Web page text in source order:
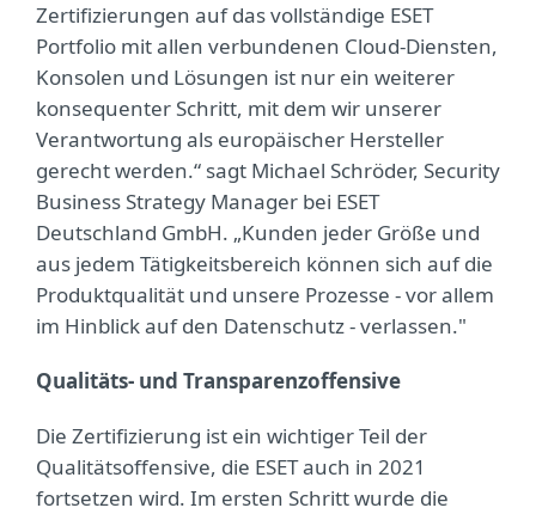
Zertifizierungen auf das vollständige ESET
Portfolio mit allen verbundenen Cloud-Diensten,
Konsolen und Lösungen ist nur ein weiterer
konsequenter Schritt, mit dem wir unserer
Verantwortung als europäischer Hersteller
gerecht werden.“ sagt Michael Schröder, Security
Business Strategy Manager bei ESET
Deutschland GmbH. „Kunden jeder Größe und
aus jedem Tätigkeitsbereich können sich auf die
Produktqualität und unsere Prozesse - vor allem
im Hinblick auf den Datenschutz - verlassen."
Qualitäts- und Transparenzoffensive
Die Zertifizierung ist ein wichtiger Teil der
Qualitätsoffensive, die ESET auch in 2021
fortsetzen wird. Im ersten Schritt wurde die